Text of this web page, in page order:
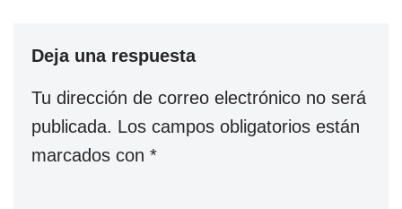
Deja una respuesta
Tu dirección de correo electrónico no será
publicada. Los campos obligatorios están
marcados con *